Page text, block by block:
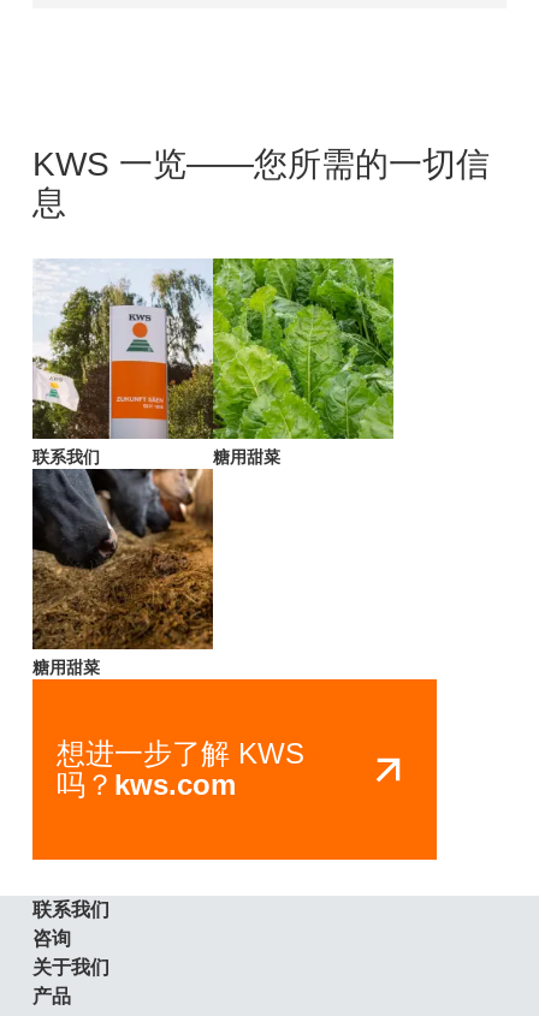
KWS 一览——您所需的一切信
息
联系我们 糖用甜菜
糖用甜菜
想进一步了解 KWS
吗？ kws.com
联系我们
咨询
关于我们
产品